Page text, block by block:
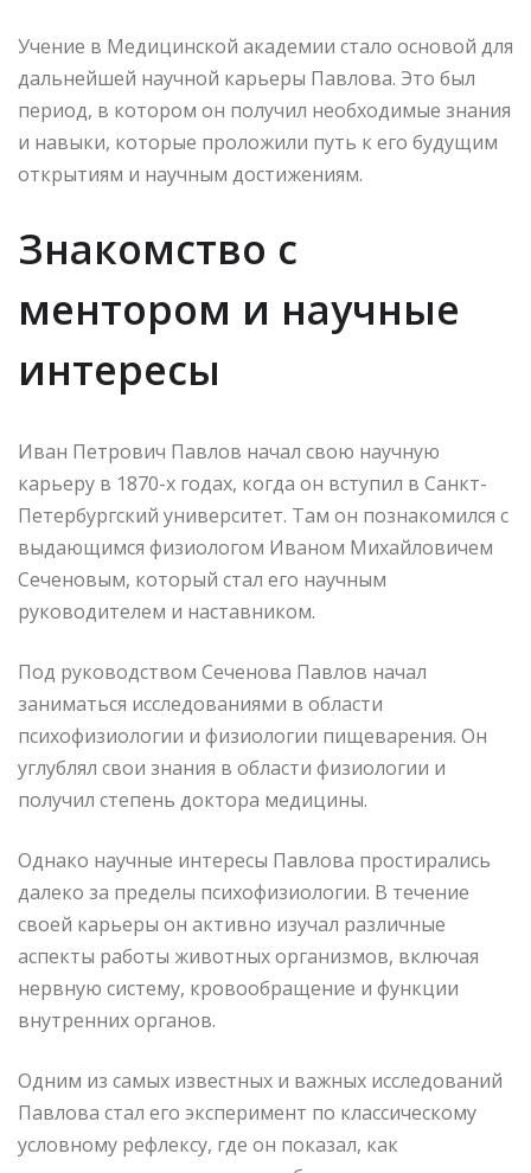
Учение в Медицинской академии стало основой для
дальнейшей научной карьеры Павлова. Это был
период, в котором он получил необходимые знания
и навыки, которые проложили путь к его будущим
открытиям и научным достижениям.
Знакомство с
ментором и научные
интересы
Иван Петрович Павлов начал свою научную
карьеру в 1870-х годах, когда он вступил в Санкт-
Петербургский университет. Там он познакомился с
выдающимся физиологом Иваном Михайловичем
Сеченовым, который стал его научным
руководителем и наставником.
Под руководством Сеченова Павлов начал
заниматься исследованиями в области
психофизиологии и физиологии пищеварения. Он
углублял свои знания в области физиологии и
получил степень доктора медицины.
Однако научные интересы Павлова простирались
далеко за пределы психофизиологии. В течение
своей карьеры он активно изучал различные
аспекты работы животных организмов, включая
нервную систему, кровообращение и функции
внутренних органов.
Одним из самых известных и важных исследований
Павлова стал его эксперимент по классическому
условному рефлексу, где он показал, как